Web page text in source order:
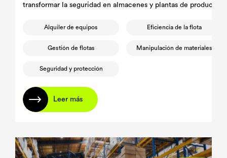
transformar la seguridad en almacenes y plantas de
Alquiler de equipos Eficiencia de la flota
Gestión de flotas Manipulación de materiales
Seguridad y protección
Leer más